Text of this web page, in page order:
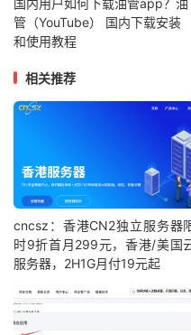
管（YouTube） 国内下载安装
和使用教程
相关推荐
cncsz：香港CN2独立服务器
时9折首月299元，香港/美国
服务器，2H1G月付19元起